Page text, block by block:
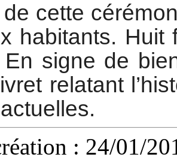
de cette
habitants. Huit
En signe de
relatant
: 24/01/